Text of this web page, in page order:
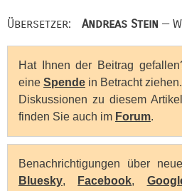
Übersetzer: Andreas Stein —
Hat Ihnen der Beitrag
eine Spende in Betracht ziehen.
Diskussionen zu diesem
finden Sie auch im Forum.
Benachrichtigungen über
Bluesky, Facebook,